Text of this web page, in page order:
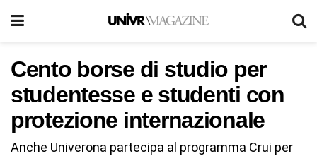
Cento borse di studio per
studentesse e studenti con
protezione internazionale
Anche Univerona partecipa al programma Crui per